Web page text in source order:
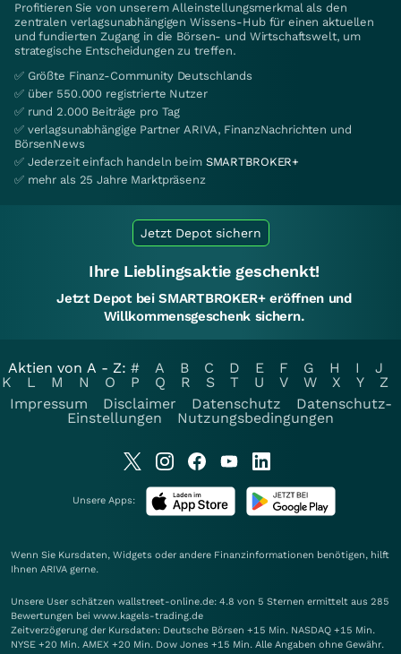
Profitieren Sie von unserem Alleinstellungsmerkmal als den
zentralen verlagsunabhängigen Wissens-Hub für einen aktuellen
und fundierten Zugang in die Börsen- und Wirtschaftswelt, um
strategische Entscheidungen zu treffen.
✅ Größte Finanz-Community Deutschlands
✅ über 550.000 registrierte Nutzer
✅ rund 2.000 Beiträge pro Tag
✅ verlagsunabhängige Partner ARIVA, FinanzNachrichten und
BörsenNews
✅ Jederzeit einfach handeln beim SMARTBROKER+
✅ mehr als 25 Jahre Marktpräsenz
Jetzt Depot sichern
Ihre Lieblingsaktie geschenkt!
Jetzt Depot bei SMARTBROKER+ eröffnen und
Willkommensgeschenk sichern.
Aktien von A - Z: # A B C D E F G H I
J
K
L M N O P Q R S T U V W X Y
Z
Impressum
Disclaimer Datenschutz
Datenschutz-
Einstellungen
Nutzungsbedingungen
Unsere Apps:
Wenn Sie Kursdaten, Widgets oder andere Finanzinformationen benötigen, hilft
Ihnen ARIVA gerne.
Unsere User schätzen wallstreet-online.de: 4.8 von 5 Sternen ermittelt aus 285
Bewertungen bei www.kagels-trading.de
Zeitverzögerung der Kursdaten: Deutsche Börsen +15 Min. NASDAQ +15 Min.
NYSE +20 Min. AMEX +20 Min. Dow Jones +15 Min. Alle Angaben ohne Gewähr.